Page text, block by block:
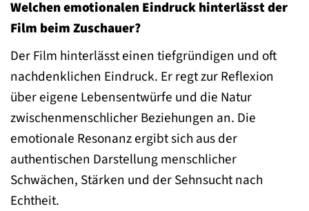
Welchen emotionalen Eindruck hinterlässt der
Film beim Zuschauer?
Der Film hinterlässt einen tiefgründigen und oft
nachdenklichen Eindruck. Er regt zur Reflexion
über eigene Lebensentwürfe und die Natur
zwischenmenschlicher Beziehungen an. Die
emotionale Resonanz ergibt sich aus der
authentischen Darstellung menschlicher
Schwächen, Stärken und der Sehnsucht nach
Echtheit.